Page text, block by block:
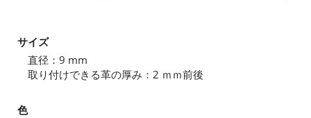
サイズ
直径：9 mm
取り付けできる革の厚み：2 ｍｍ前後
色